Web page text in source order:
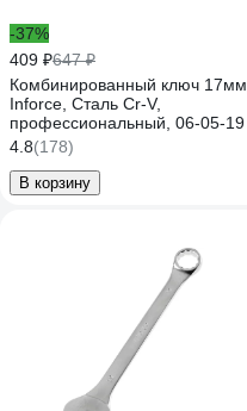
-37%
409 ₽647 ₽
Комбинированный ключ 17мм
Inforce, Сталь Cr-V,
профессиональный, 06-05-19
4.8(178)
В корзину